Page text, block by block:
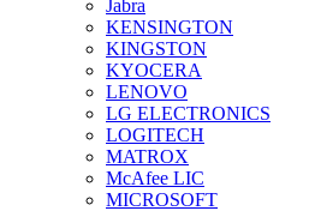
Jabra
KENSINGTON
KINGSTON
KYOCERA
LENOVO
LG ELECTRONICS
LOGITECH
MATROX
McAfee LIC
MICROSOFT